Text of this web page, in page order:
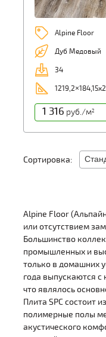
Alpine Floor
Дуб Медовый
34
1 316 руб./м2
Сортировка:
Alpine Floor
или отсутствием
Большинство
промышленных и
только в домашних
года выпускаются
что являлось
Плита SPC состоит
полимерные полы
акустического